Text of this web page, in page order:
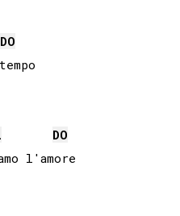
DO
DO
l'amore